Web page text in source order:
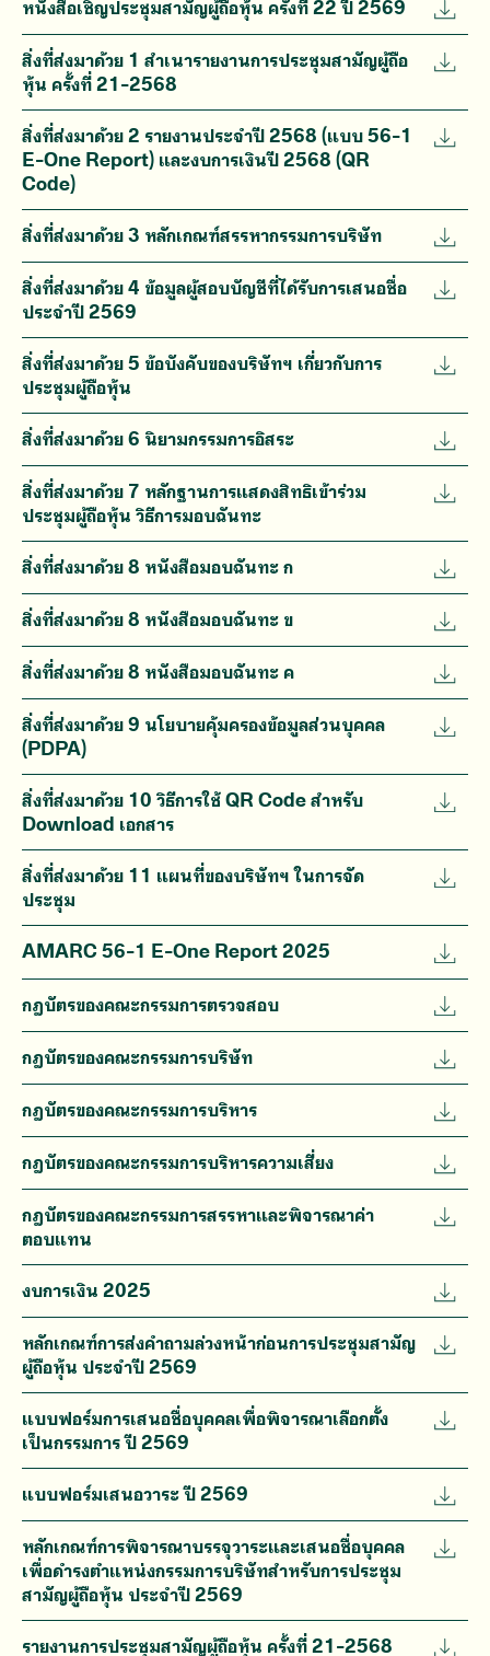
หนังสือเชิญประชุมสามัญผู้ถือหุ้น ครั้งที่ 22 ปี 2569
สิ่งที่ส่งมาด้วย 1 สำเนารายงานการประชุมสามัญผู้ถือ
หุ้น ครั้งที่ 21-2568
สิ่งที่ส่งมาด้วย 2 รายงานประจำปี 2568 (แบบ 56-1
E-One Report) และงบการเงินปี 2568 (QR
Code)
สิ่งที่ส่งมาด้วย 3 หลักเกณฑ์สรรหากรรมการบริษัท
สิ่งที่ส่งมาด้วย 4 ข้อมูลผู้สอบบัญชีที่ได้รับการเสนอชื่อ
ประจำปี 2569
สิ่งที่ส่งมาด้วย 5 ข้อบังคับของบริษัทฯ เกี่ยวกับการ
ประชุมผู้ถือหุ้น
สิ่งที่ส่งมาด้วย 6 นิยามกรรมการอิสระ
สิ่งที่ส่งมาด้วย 7 หลักฐานการแสดงสิทธิเข้าร่วม
ประชุมผู้ถือหุ้น วิธีการมอบฉันทะ
สิ่งที่ส่งมาด้วย 8 หนังสือมอบฉันทะ ก
สิ่งที่ส่งมาด้วย 8 หนังสือมอบฉันทะ ข
สิ่งที่ส่งมาด้วย 8 หนังสือมอบฉันทะ ค
สิ่งที่ส่งมาด้วย 9 นโยบายคุ้มครองข้อมูลส่วนบุคคล
(PDPA)
สิ่งที่ส่งมาด้วย 10 วิธีการใช้ QR Code สำหรับ
Download เอกสาร
สิ่งที่ส่งมาด้วย 11 แผนที่ของบริษัทฯ ในการจัด
ประชุม
AMARC 56-1 E-One Report 2025
กฎบัตรของคณะกรรมการตรวจสอบ
กฎบัตรของคณะกรรมการบริษัท
กฎบัตรของคณะกรรมการบริหาร
กฎบัตรของคณะกรรมการบริหารความเสี่ยง
กฎบัตรของคณะกรรมการสรรหาและพิจารณาค่า
ตอบแทน
งบการเงิน 2025
หลักเกณฑ์การส่งคำถามล่วงหน้าก่อนการประชุมสามัญ
ผู้ถือหุ้น ประจำปี 2569
แบบฟอร์มการเสนอชื่อบุคคลเพื่อพิจารณาเลือกตั้ง
เป็นกรรมการ ปี 2569
แบบฟอร์มเสนอวาระ ปี 2569
หลักเกณฑ์การพิจารณาบรรจุวาระและเสนอชื่อบุคคล
เพื่อดำรงตำแหน่งกรรมการบริษัทสำหรับการประชุม
สามัญผู้ถือหุ้น ประจำปี 2569
รายงานการประชุมสามัญผู้ถือหุ้น ครั้งที่ 21-2568